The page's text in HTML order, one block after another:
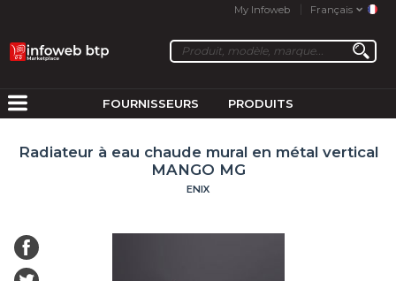
My Infoweb Français
FOURNISSEURS PRODUITS
Radiateur à eau chaude mural en métal vertical
MANGO MG
ENIX